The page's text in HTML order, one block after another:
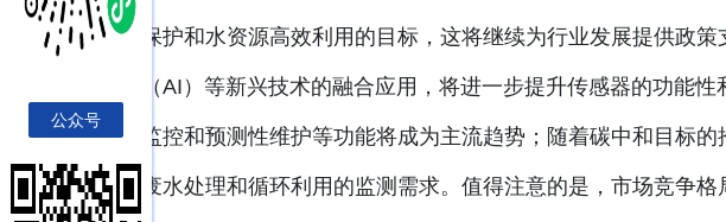
环境保护和水资源高效利用的目标，这将继续为行业发展提供政
智能（AI）等新兴技术的融合应用，将进一步提升传感器的功能性
远程监控和预测性维护等功能将成为主流趋势；随着碳中和目标
针对废水处理和循环利用的监测需求。值得注意的是，市场竞争
公众号